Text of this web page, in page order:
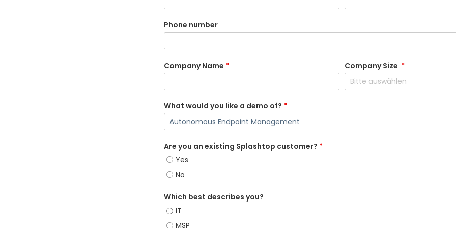
Phone number
Company Name * Company Size *
What would you like a demo of? *
Are you an existing Splashtop customer? *
Yes
No
Which best describes you?
IT
MSP